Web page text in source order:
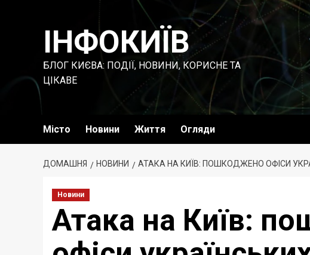
ІНФОКИЇВ
БЛОГ КИЄВА: ПОДІЇ, НОВИНИ, КОРИСНЕ ТА
ЦІКАВЕ
Місто Новини Життя Огляди
ДОМАШНЯ НОВИНИ АТАКА НА КИЇВ: ПОШКОДЖЕНО ОФІСИ
Новини
Атака на Київ: